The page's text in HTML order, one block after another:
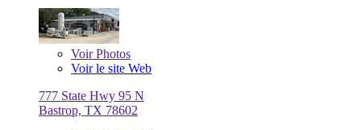
VoirPhotos
Voir le site Web
777 State Hwy 95 N
Bastrop, TX 78602